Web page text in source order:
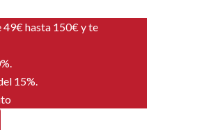
49€ hasta 150€ y te
15%.